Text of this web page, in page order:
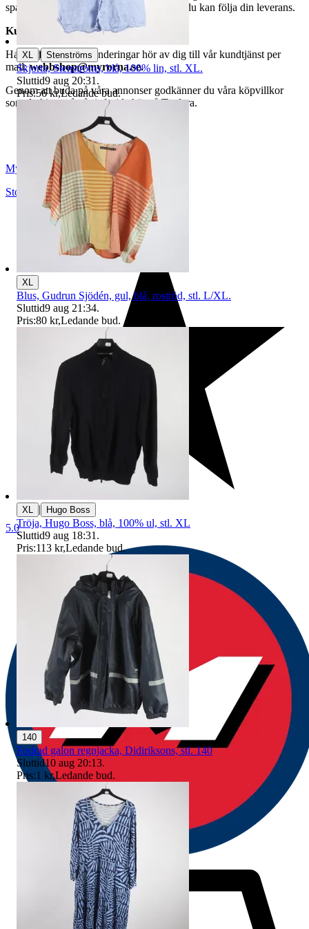
spårningsnummer av DSV inom kort där du kan följa din leverans.
Kundservice
Har du frågor eller funderingar hör av dig till vår kundtjänst per
mail:webbshop@myrorna.se.
Genom att buda på våra annonser godkänner du våra köpvillkor
som du hittar på vår infosida här på Tradera.
Myrorna
Stockholm,Sverige
5.0
XL | Stenströms
Skjorta, Stenströms, blå, 100% lin, stl. XL.
Sluttid9 aug 20:31 .
Pris:56 kr,Ledande bud.
XL
Blus, Gudrun Sjödén, gul, blå, roströd, stl. L/XL.
Sluttid9 aug 21:34.
Pris:80 kr,Ledande bud.
XL | Hugo Boss
Tröja, Hugo Boss, blå, 100% ul, stl. XL
Sluttid9 aug 18:31 .
Pris:113 kr,Ledande bud.
140
Fodrad galon regnjacka, Didiriksons, stl. 140
Sluttid10 aug 20:13.
Pris:1 kr,Ledande bud.